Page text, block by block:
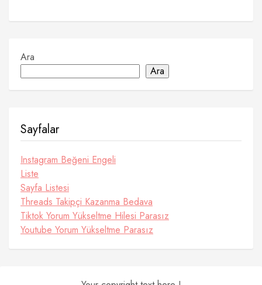
Ara
Ara
Sayfalar
Instagram Beğeni Engeli
Liste
Sayfa Listesi
Threads Takipçi Kazanma Bedava
Tiktok Yorum Yükseltme Hilesi Parasız
Youtube Yorum Yükseltme Parasız